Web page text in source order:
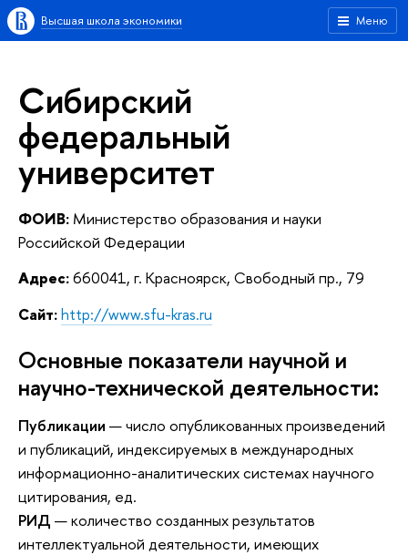
Меню
Высшая школа экономики
Сибирский
федеральный
университет
ФОИВ: Министерство образования и науки
Российской Федерации
Адрес:660041, г. Красноярск, Свободный пр., 79
Сайт:http://www.sfu-kras.ru
Основные показатели научной и
научно-технической деятельности:
Публикации — число опубликованных произведений
и публикаций, индексируемых в международных
информационно-аналитических системах научного
цитирования, ед.
РИД — количество созданных результатов
интеллектуальной деятельности, имеющих